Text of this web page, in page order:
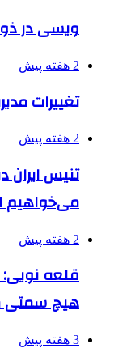
ویسی در
2 هفته پیش
تغییرات
2 هفته پیش
تنیس
می‌خواهیم
2 هفته پیش
قلعه نویی:
هیچ سمتی
3 هفته پیش